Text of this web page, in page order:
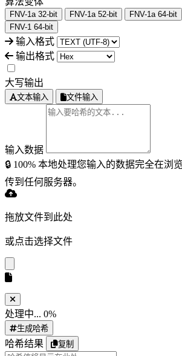
FNV-1a 32-bit FNV-1a 52-bit FNV-1a 64-bit
FNV-1 64-bit
输入格式
输出格式
大写输出
文本输入 文件输入
输入数据
🔒 100% 本地处理您输入的数据完全在浏
传到任何服务器。
拖放文件到此处
或点击选择文件
处理中... 0%
生成哈希
哈希结果 复制